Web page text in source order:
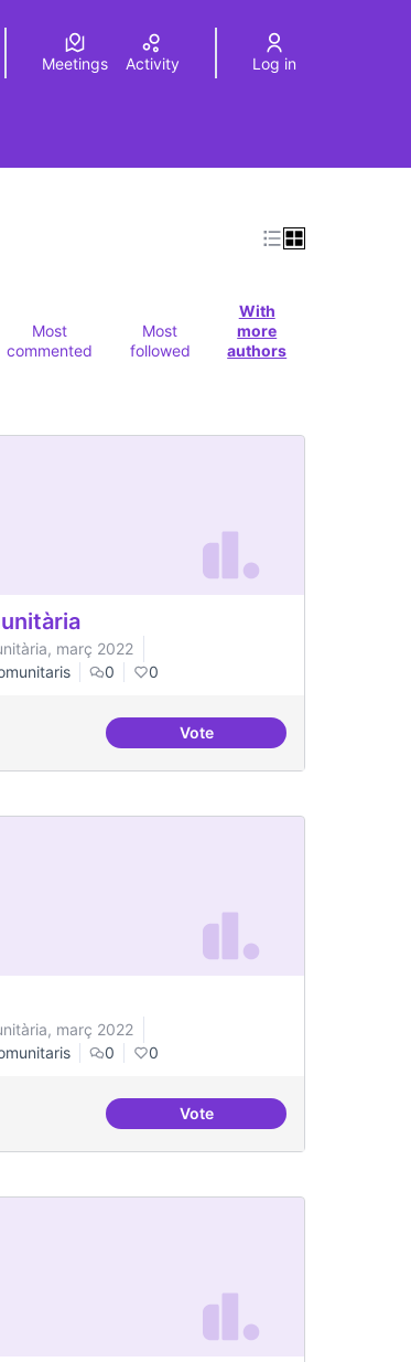
Choose language
Meetings Activity Log in
Most
commented
Most
followed
With
more
authors
març 2022
0 0
VoteSalut Comunitària
març 2022
0 0
VoteArtenea